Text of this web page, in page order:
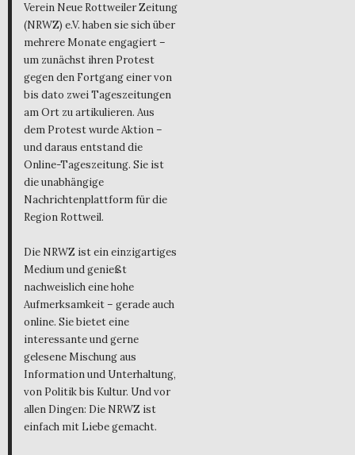
Verein Neue Rottweiler Zeitung
(NRWZ) e.V. haben sie sich über
mehrere Monate engagiert –
um zunächst ihren Protest
gegen den Fortgang einer von
bis dato zwei Tageszeitungen
am Ort zu artikulieren. Aus
dem Protest wurde Aktion –
und daraus entstand die
Online-Tageszeitung. Sie ist
die unabhängige
Nachrichtenplattform für die
Region Rottweil.
Die NRWZ ist ein einzigartiges
Medium und genießt
nachweislich eine hohe
Aufmerksamkeit – gerade auch
online. Sie bietet eine
interessante und gerne
gelesene Mischung aus
Information und Unterhaltung,
von Politik bis Kultur. Und vor
allen Dingen: Die NRWZ ist
einfach mit Liebe gemacht.